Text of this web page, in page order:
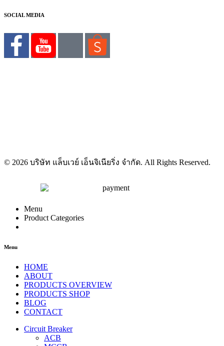
SOCIAL MEDIA
© 2026 บริษัท แล็บเวย์ เอ็นจิเนียริ่ง จำกัด. All Rights Reserved.
Menu
Product Categories
Menu
HOME
ABOUT
PRODUCTS OVERVIEW
PRODUCTS SHOP
BLOG
CONTACT
Circuit Breaker
ACB